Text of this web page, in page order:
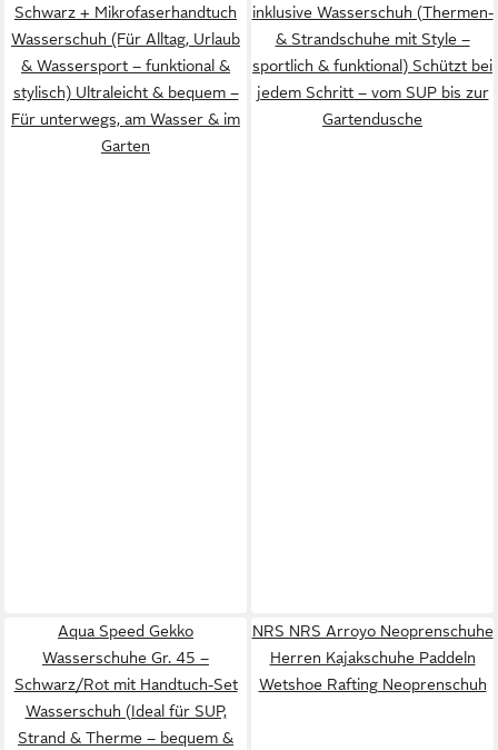
Schwarz + Mikrofaserhandtuch
Wasserschuh (Für Alltag, Urlaub
& Wassersport – funktional &
stylisch) Ultraleicht & bequem –
Für unterwegs, am Wasser & im
Garten
inklusive Wasserschuh (Thermen-
& Strandschuhe mit Style –
sportlich & funktional) Schützt bei
jedem Schritt – vom SUP bis zur
Gartendusche
Aqua Speed Gekko
Wasserschuhe Gr. 45 –
Schwarz/Rot mit Handtuch-Set
Wasserschuh (Ideal für SUP,
Strand & Therme – bequem &
NRS NRS Arroyo Neoprenschuhe
Herren Kajakschuhe Paddeln
Wetshoe Rafting Neoprenschuh